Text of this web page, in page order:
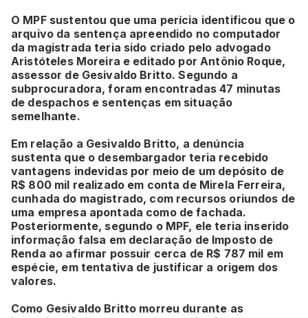
O MPF sustentou que uma perícia identificou que o
arquivo da sentença apreendido no computador
da magistrada teria sido criado pelo advogado
Aristóteles Moreira e editado por Antônio Roque,
assessor de Gesivaldo Britto. Segundo a
subprocuradora, foram encontradas 47 minutas
de despachos e sentenças em situação
semelhante.
Em relação a Gesivaldo Britto, a denúncia
sustenta que o desembargador teria recebido
vantagens indevidas por meio de um depósito de
R$ 800 mil realizado em conta de Mirela Ferreira,
cunhada do magistrado, com recursos oriundos de
uma empresa apontada como de fachada.
Posteriormente, segundo o MPF, ele teria inserido
informação falsa em declaração de Imposto de
Renda ao afirmar possuir cerca de R$ 787 mil em
espécie, em tentativa de justificar a origem dos
valores.
Como Gesivaldo Britto morreu durante as